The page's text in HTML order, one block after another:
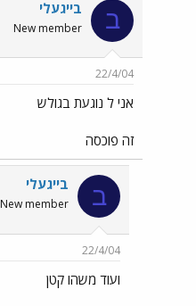
ב בייגעלי
New member
22/4/04
אני ל נוגעת בגולש
זה פוכסה
ב בייגעלי
New member
22/4/04
ועוד משהו קטן